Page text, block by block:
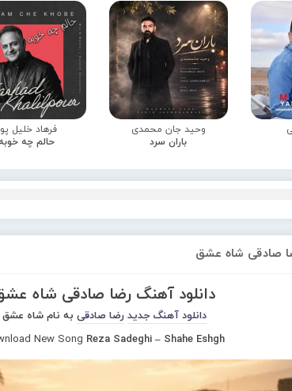
وحید جان محمدی
باران سرد
فرهاد خلیل
حالم چه
صادقی شاه عشق
دانلود آهنگ رضا صادقی شاه
دانلود آهنگ جدید رضا صادقی به نام شاه عشق
New Song Reza Sadeghi – Shahe Eshgh